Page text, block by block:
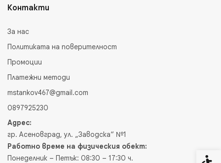
Контакти
За нас
Политиката на поверителност
Промоции
Платежни методи
mstankov467@gmail.com
0897925230
Адрес:
гр. Асеновград, ул. „Заводска“ №1
Работно време на физическия обект:
Понеделник – Петък: 08:30 – 17:30 ч.